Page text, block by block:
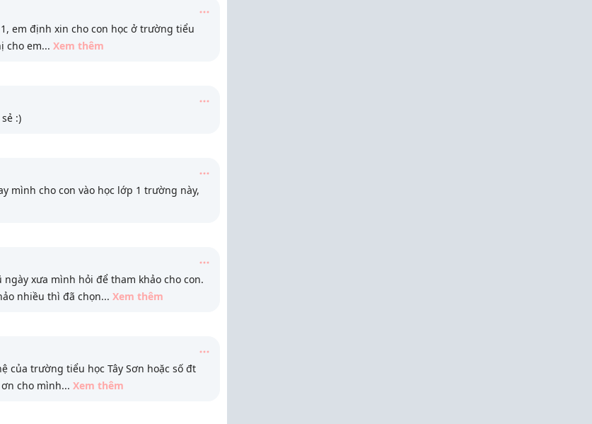
em định xin cho con học ở trường tiểu
cho em... Xem thêm
:)
mình cho con vào học lớp 1 trường này,
xưa mình hỏi để tham khảo cho con.
nhiều thì đã chọn... Xem thêm
của trường tiểu học Tây Sơn hoặc số đt
cho mình... Xem thêm